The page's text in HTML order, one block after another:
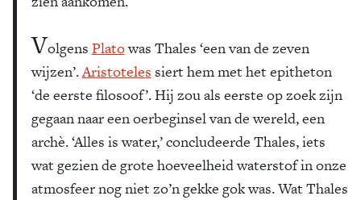
Volgens Platowas Thales ‘een van de zeven
wijzen’.Aristoteles siert hem met het epitheton
‘de eerste filosoof’. Hij zou als eerste op zoek zijn
gegaan naar een oerbeginsel van de wereld, een
archè. ‘Alles is water,’ concludeerde Thales, iets
wat gezien de grote hoeveelheid waterstof in onze
atmosfeer nog niet zo’n gekke gok was. Wat Thales